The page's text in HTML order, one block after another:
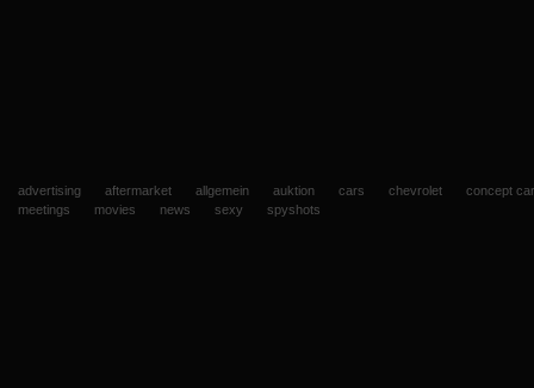
advertising aftermarket allgemein auktion cars chevrolet
concept
meetings
movies news sexy spyshots